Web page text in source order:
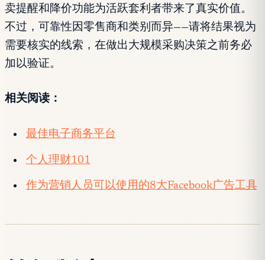
卖提醒和降价功能为活跃套利者带来了真实价值。
不过，可靠性因零售商和类别而异——请将结果视为
需要核实的线索，在做出大规模采购决策之前务必
加以验证。
相关阅读：
最佳电子商务平台
个人理财101
作为营销人员可以使用的8大Facebook广告工具